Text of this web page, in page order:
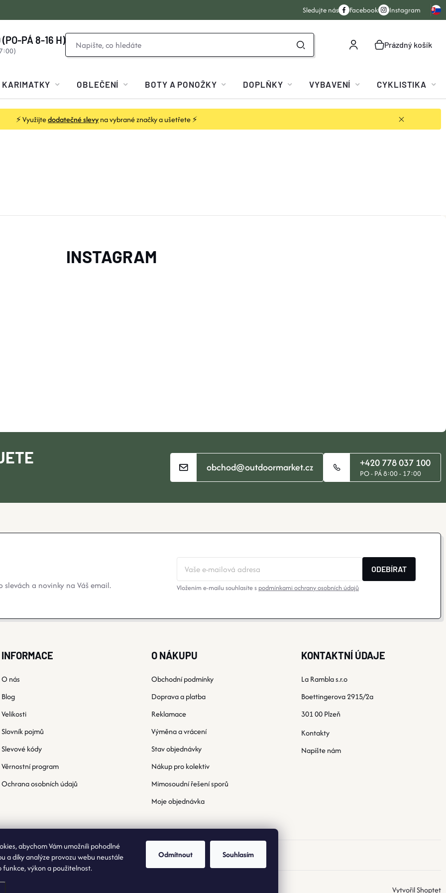
abychom Vám umožnili pohodlné
a díky analýze provozu webu neustále
funkce, výkon a použitelnost.
Odmítnout Souhlasím
⚡ Využijtedodatečné slevyna vybrané značky a ušetřete ⚡
Sledujte nás Facebook Instagram
NÁKUPNÍ
Prázdný košík
PÁ 8-16 H)
KARIMATKY OBLEČENÍ BOTY A PONOŽKY DOPLŇKY VYBAVENÍ CYKLISTIKA
obchod@outdoormarket.cz +420 778 037 100
PO - PÁ 8:00 - 17:00
INSTAGRAM
a novinky na Váš email.
ODEBÍRAT
Vložením e-mailu souhlasíte s podmínkami ochrany osobních údajů
INFORMACE
O nás
Blog
Velikosti
Slovník pojmů
Slevové kódy
Věrnostní program
Ochrana osobních údajů
O NÁKUPU
Obchodní podmínky
Doprava a platba
Reklamace
Výměna a vrácení
Stav objednávky
Nákup pro kolektiv
Mimosoudní řešení sporů
Moje objednávka
KONTAKTNÍ ÚDAJE
La Rambla s.r.o
Boettingerova 2915/2a
301 00 Plzeň
Kontakty
Napište nám
Vytvořil Shoptet